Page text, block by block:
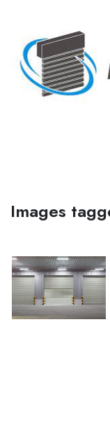
Images